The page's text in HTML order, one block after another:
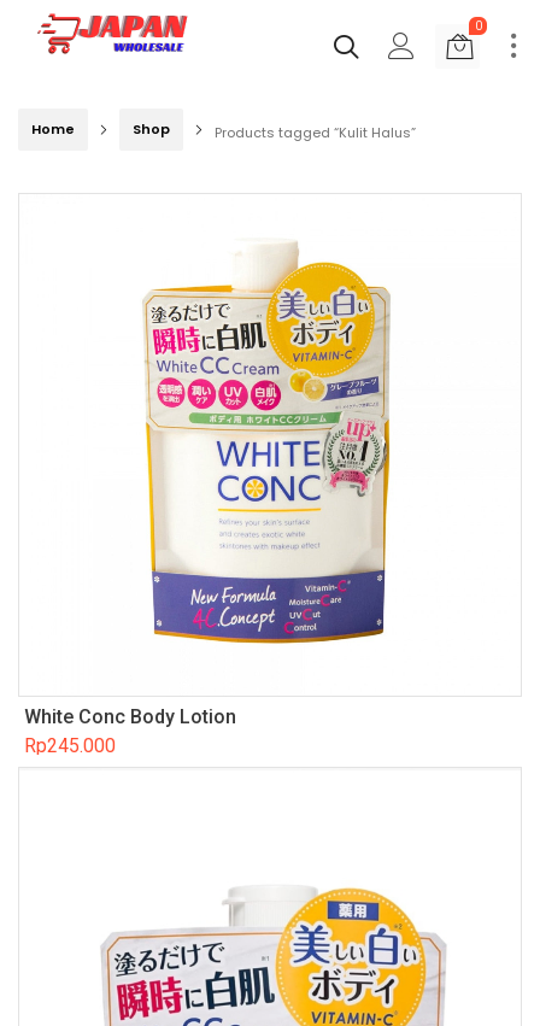
0
Home Shop Products tagged “Kulit Halus”
White Conc Body Lotion
Rp245.000